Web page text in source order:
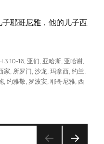
子耶哥尼雅 ，他的儿子西
3:10-16 亚们 亚哈斯 亚哈谢
家 所罗门 ,沙龙 ,玛拿西 ,约兰
,约雅敬 罗波安 ,耶哥尼雅 ,西